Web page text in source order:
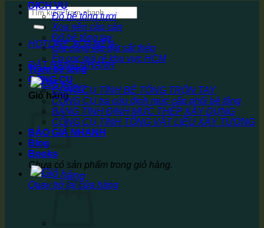
Tìm
kiếm:
HOTLINE XOA NỀN
ĐẶT HÀNG NHANH
Giỏ hàng
Chưa có sản phẩm trong giỏ hàng.
Quay trở lại cửa hàng
DỊCH VỤ
Đổ bê tông tươi
Xoa nền cào cán
Đổ bê tông tay
Gia công lắp đặt sắt thép
Ép cọc giá rẻ khu vực HCM
Trạm bê tông
CÔNG CỤ
CÔNG CỤ TÍNH BÊ TÔNG TRỘN TAY
CÔNG CỤ tra cứu định mức cấp phối bê tông
BẢNG TÍNH ĐỊNH MỨC THÉP XÂY DỰNG
CÔNG CỤ TÍNH TỔNG VẬT LIỆU XÂY TƯỜNG
BÁO GIÁ NHANH
Blog
Books